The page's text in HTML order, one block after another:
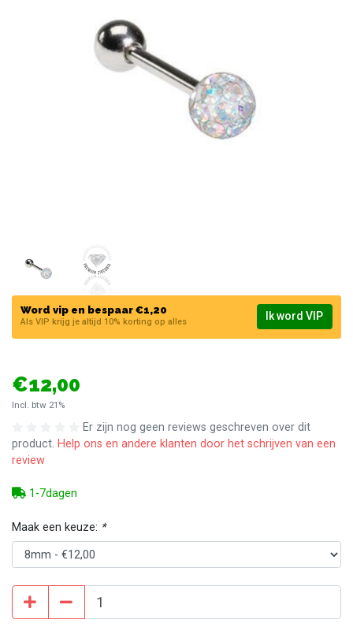
Word vip en bespaar €1,20
Als VIP krijg je altijd 10% korting op alles Ik word VIP
€12,00
Incl. btw 21%
Er zijn nog geen reviews geschreven over dit
product. Help ons en andere klanten door het schrijven van een
review
1-7dagen
Maak een keuze: *